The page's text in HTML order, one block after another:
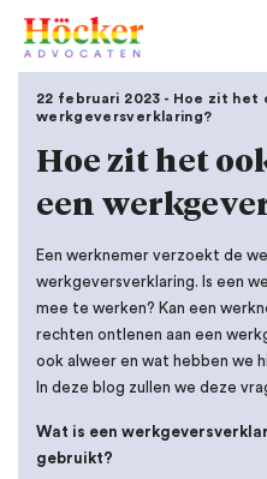
22 februari 2023 - Hoe zit het
werkgeversverklaring?
Hoe zit het
een
Een werknemer verzoekt de
werkgeversverklaring. Is een
mee te werken? Kan een
rechten ontlenen aan een
ook alweer en wat hebben we
In deze blog zullen we deze
Wat is een
gebruikt?